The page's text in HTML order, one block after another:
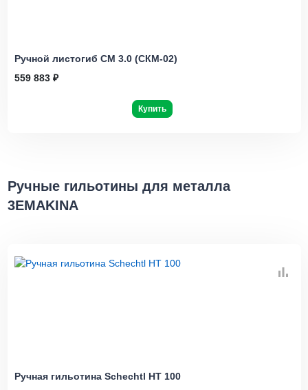
Ручной листогиб СМ 3.0 (СКМ-02)
559 883 ₽
Купить
Ручные гильотины для металла
3EMAKINA
Ручная гильотина Schechtl HT 100